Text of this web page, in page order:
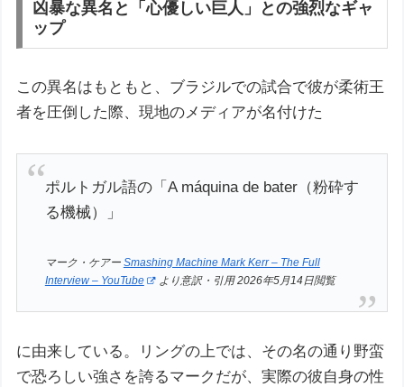
凶暴な異名と「心優しい巨人」との強烈なギャ
ップ
この異名はもともと、ブラジルでの試合で彼が柔術王
者を圧倒した際、現地のメディアが名付けた
ポルトガル語の「A máquina de bater（粉砕す
る機械）」
マーク・ケアー Smashing Machine Mark Kerr – The Full
Interview – YouTube
より意訳・引用 2026年5月14日閲覧
に由来している。リングの上では、その名の通り野蛮
で恐ろしい強さを誇るマークだが、実際の彼自身の性